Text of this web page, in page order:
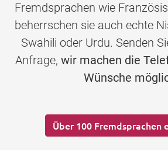
Fremdsprachen wie
beherrschen sie auch echte
Swahili oder Urdu. Senden
Anfrage, wir machen die
Wünsche
Über 100 Fremdsprachen